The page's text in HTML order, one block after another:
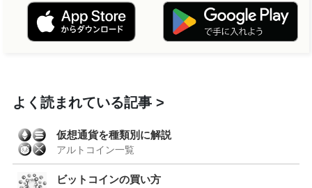
よく読まれている記事
仮想通貨を種類別に解説
アルトコイン一覧
ビットコインの買い方